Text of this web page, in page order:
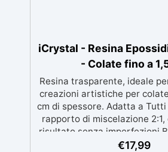
iCrystal - Resina
- Colate fino a
Resina trasparente, ideale
creazioni artistiche per colate
cm di spessore. Adatta a
rapporto di miscelazione
risultato senza imperfezioni
per colate senza bolle,
€17,99